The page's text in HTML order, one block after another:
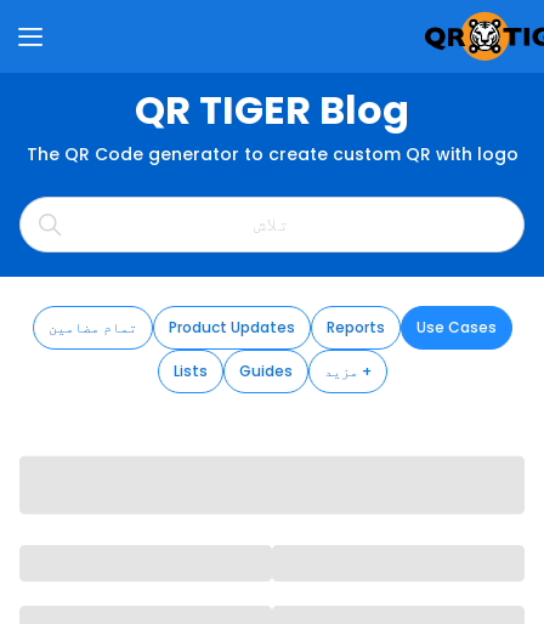
QR TIGER Blog
The QR Code generator to create custom QR with logo
تمام مضامین Product Updates Reports Use Cases
Lists Guides مزید +